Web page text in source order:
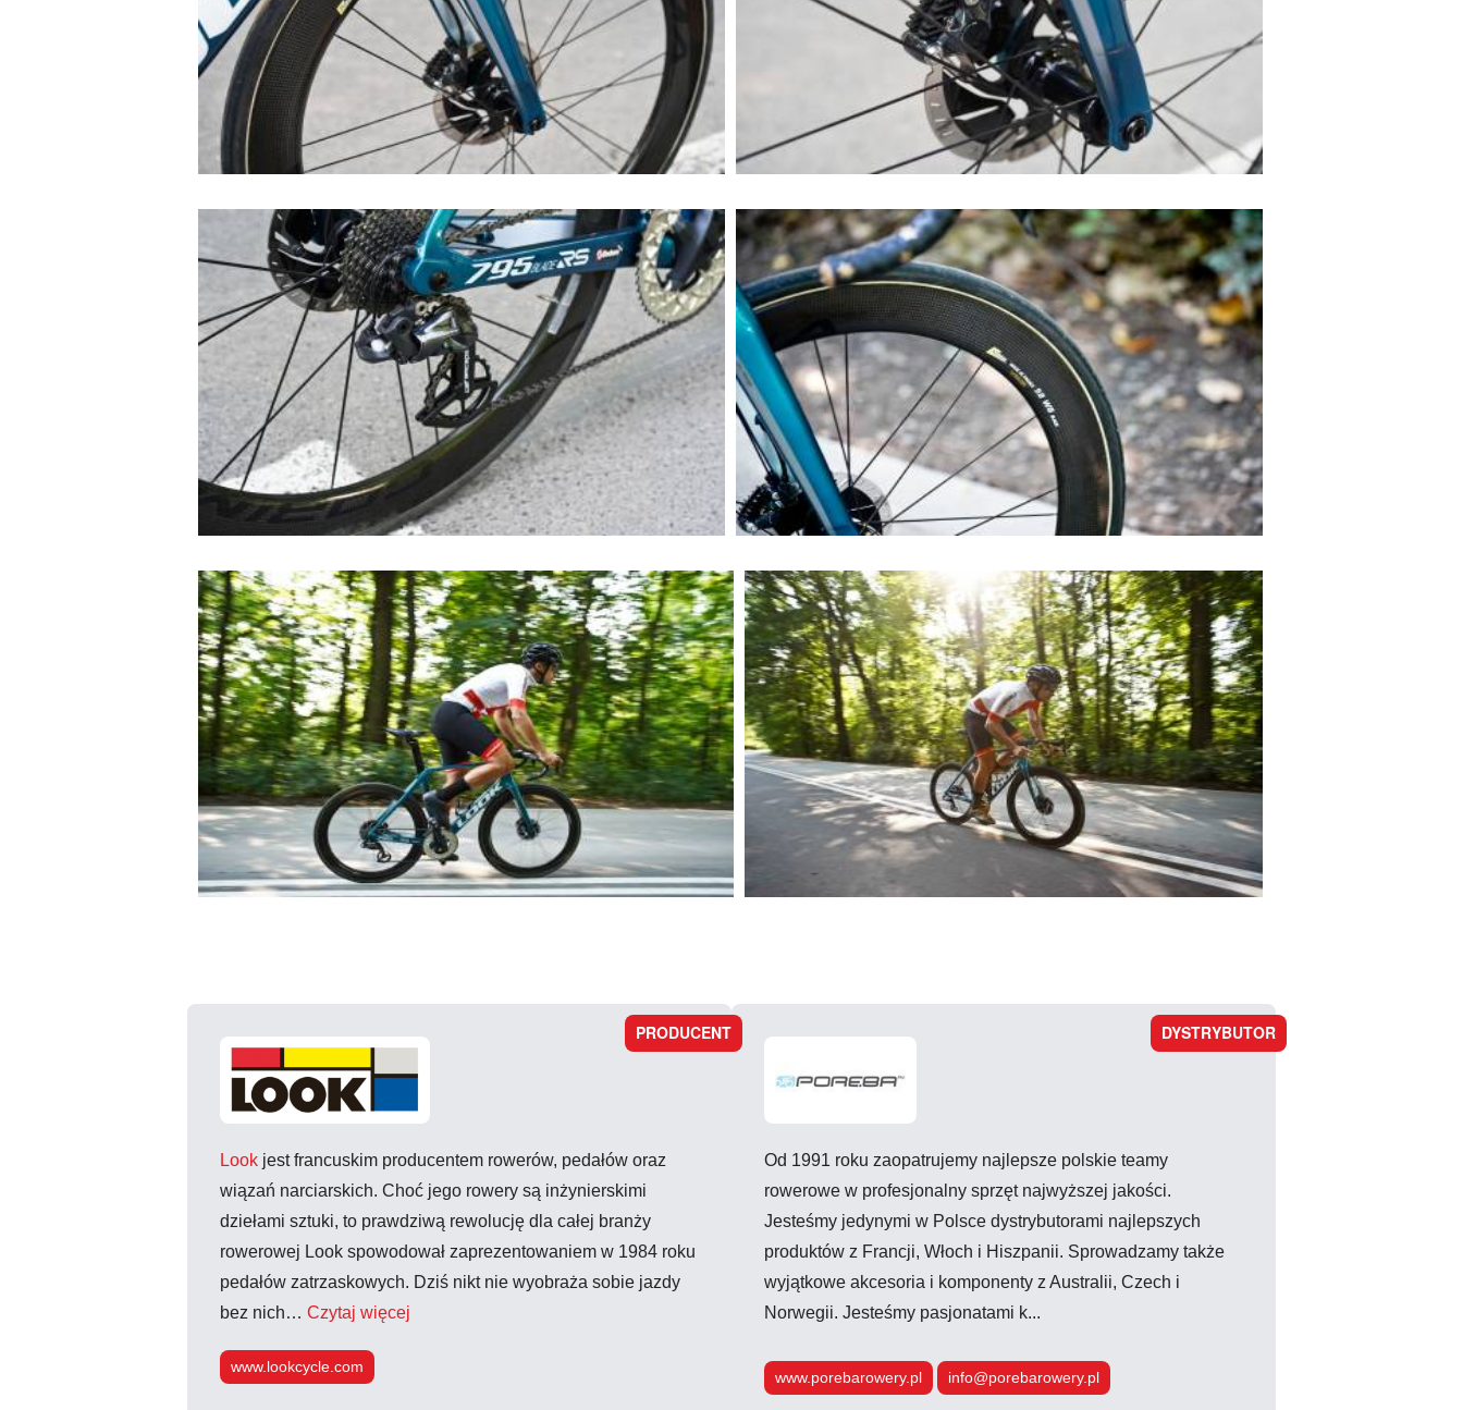
PRODUCENT
Lookjest francuskim producentem rowerów, pedałów oraz
wiązań narciarskich. Choć jego rowery są inżynierskimi
dziełami sztuki, to prawdziwą rewolucję dla całej branży
rowerowej Look spowodował zaprezentowaniem w 1984 roku
pedałów zatrzaskowych. Dziś nikt nie wyobraża sobie jazdy
bez nich… Czytaj więcej
www.lookcycle.com
DYSTRYBUTOR
Od 1991 roku zaopatrujemy najlepsze polskie teamy
rowerowe w profesjonalny sprzęt najwyższej jakości.
Jesteśmy jedynymi w Polsce dystrybutorami najlepszych
produktów z Francji, Włoch i Hiszpanii. Sprowadzamy także
wyjątkowe akcesoria i komponenty z Australii, Czech i
Norwegii. Jesteśmy pasjonatami k...
www.porebarowery.pl info@porebarowery.pl